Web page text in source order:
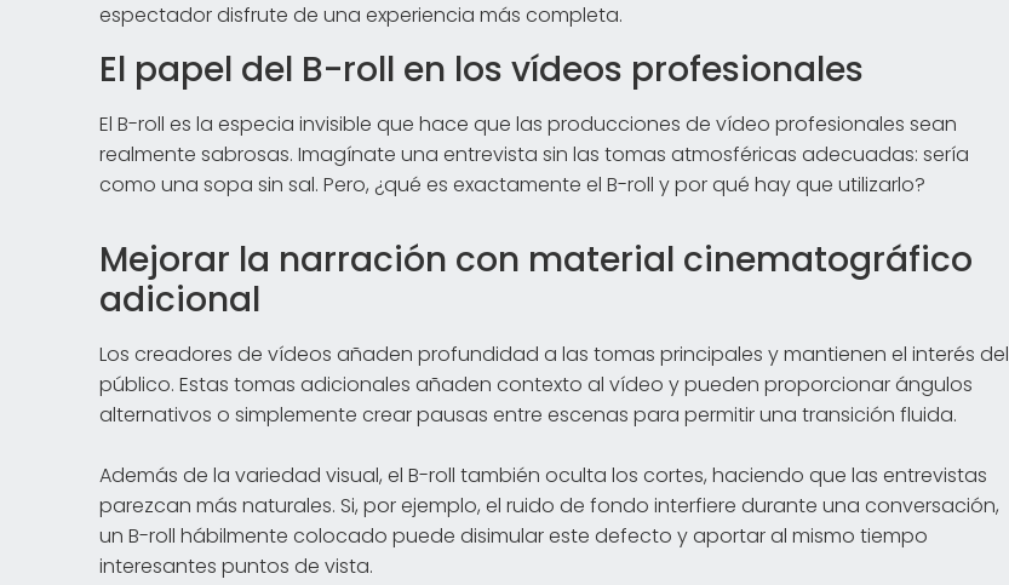
espectador disfrute de una experiencia más completa.
El papel del B-roll en los vídeos profesionales
El B-roll es la especia invisible que hace que las producciones de vídeo profesionales sean
realmente sabrosas. Imagínate una entrevista sin las tomas atmosféricas adecuadas: sería
como una sopa sin sal. Pero, ¿qué es exactamente el B-roll y por qué hay que utilizarlo?
Mejorar la narración con material cinematográfico
adicional
Los creadores de vídeos añaden profundidad a las tomas principales y mantienen el interés del
público. Estas tomas adicionales añaden contexto al vídeo y pueden proporcionar ángulos
alternativos o simplemente crear pausas entre escenas para permitir una transición fluida.
Además de la variedad visual, el B-roll también oculta los cortes, haciendo que las entrevistas
parezcan más naturales. Si, por ejemplo, el ruido de fondo interfiere durante una conversación,
un B-roll hábilmente colocado puede disimular este defecto y aportar al mismo tiempo
interesantes puntos de vista.